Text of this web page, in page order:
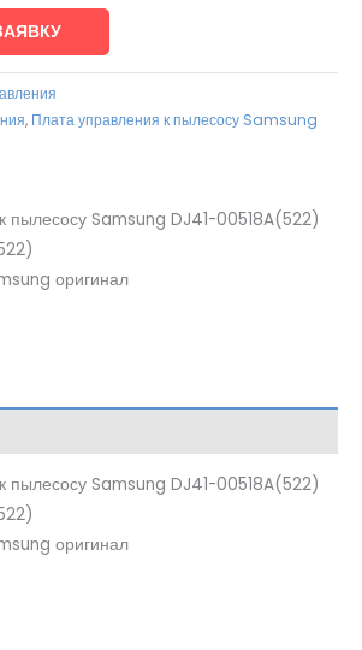
, Плата управления к пылесосу Samsung
пылесосу Samsung DJ41-00518A(522)
оригинал
пылесосу Samsung DJ41-00518A(522)
оригинал